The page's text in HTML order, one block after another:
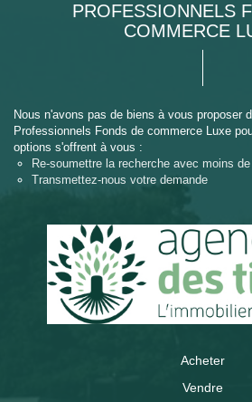
PROFESSIONNELS
COMMERCE
Nous n'avons pas de biens à vous proposer
Professionnels Fonds de commerce Luxe
options s'offrent à vous :
Re-soumettre la recherche avec moins
Transmettez-nous votre demande
Acheter
Vendre